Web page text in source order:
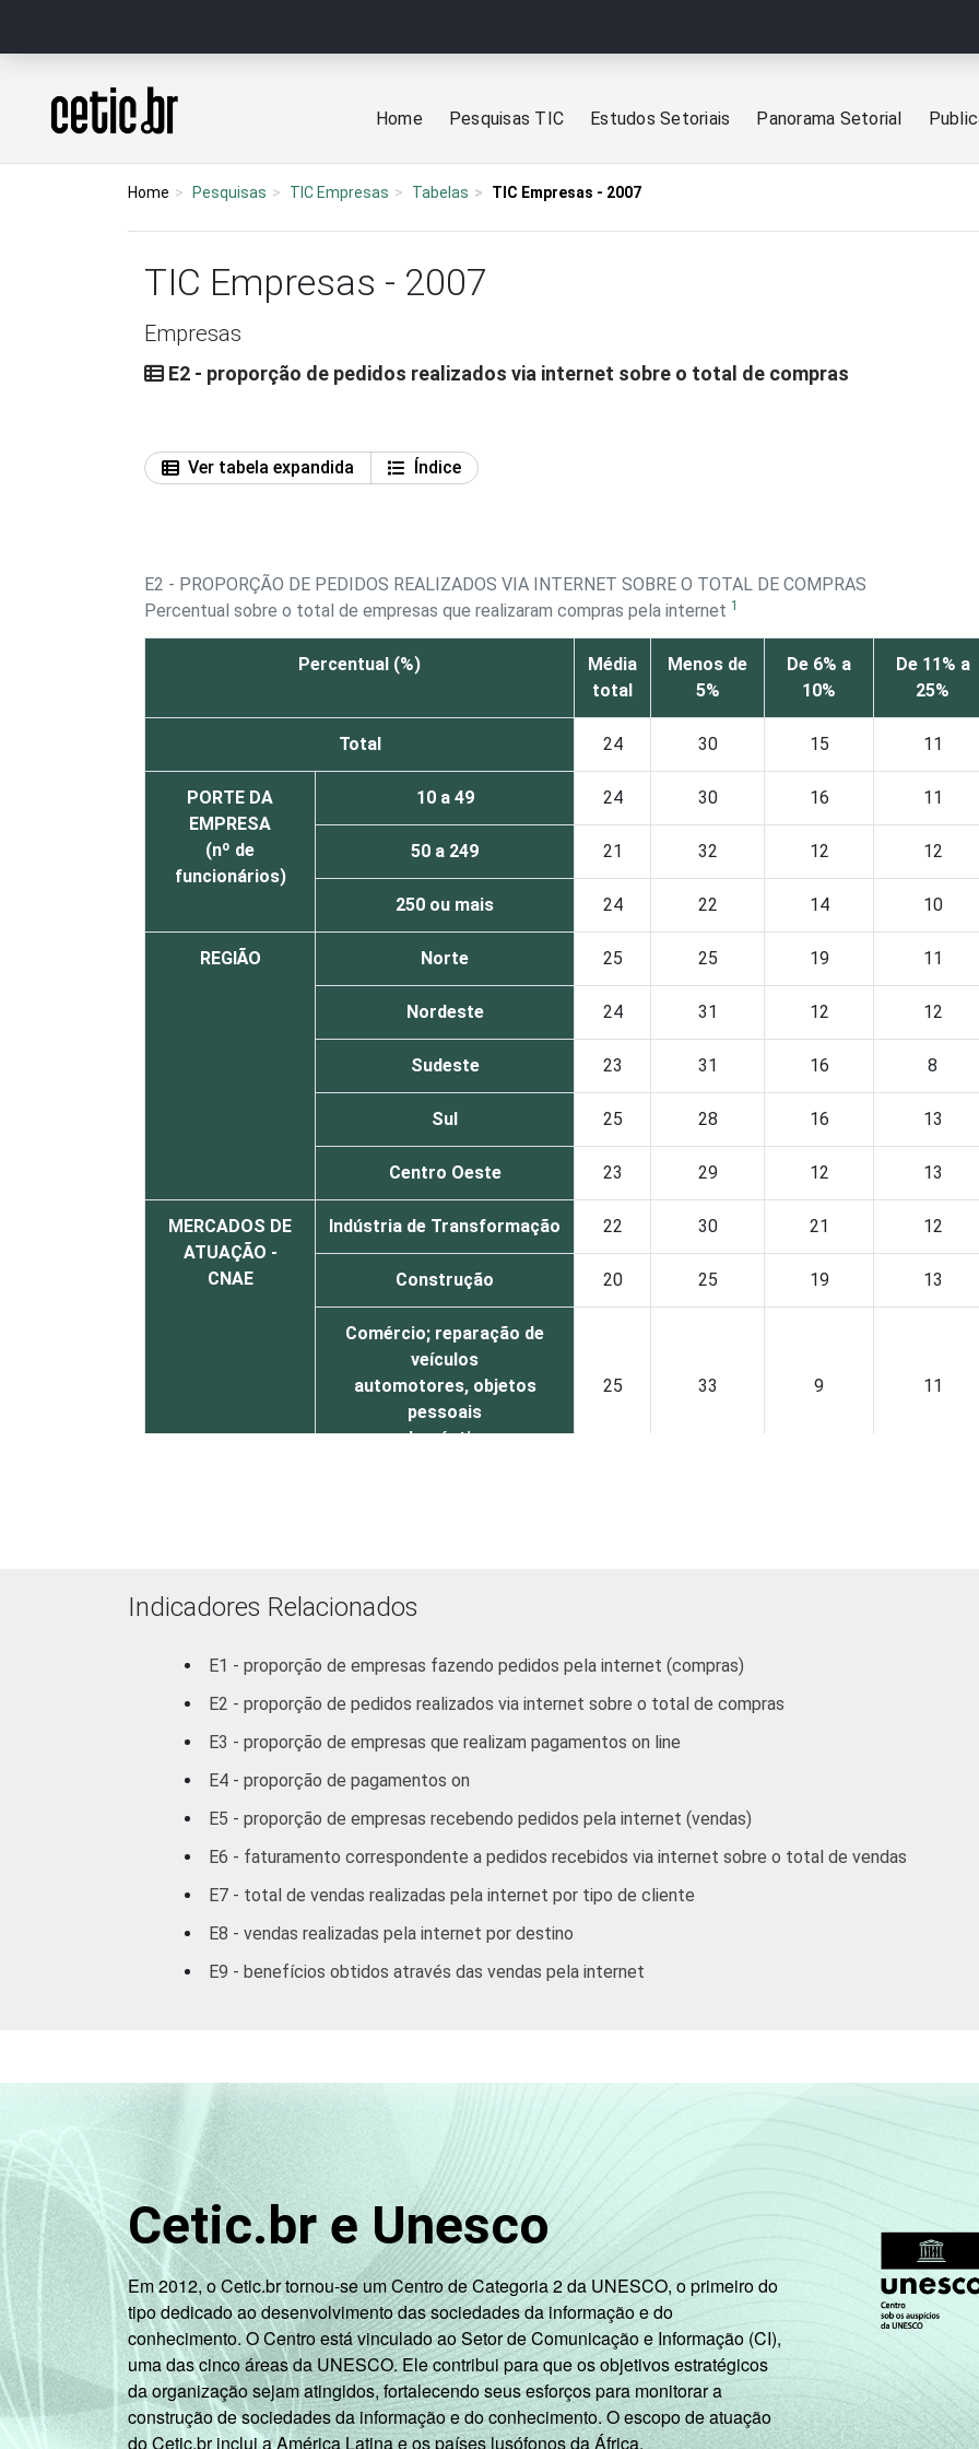
Página inicial
Home Pesquisas TIC Estudos Setoriais Panorama Setorial
Home Pesquisas TIC Empresas Tabelas TIC Empresas - 2007
TIC Empresas - 2007
Empresas
E2 - proporção de pedidos realizados via internet sobre o total de compras
Ver tabela expandida
Índice
E2 - PROPORÇÃO DE PEDIDOS REALIZADOS VIA INTERNET SOBRE O TOTAL DE COMPRAS
Percentual sobre o total de empresas que realizaram compras pela internet 1
Percentual (%)
Média
total
Menos de
5%
De 6% a
10%
De 11% a
25%
Total 24 30 15 11
PORTE DA
EMPRESA
(nº de
funcionários)
10 a 49 24 30 16 11
50 a 249 21 32 12 12
250 ou mais 24 22 14 10
REGIÃO Norte 25 25 19 11
Nordeste 24 31 12 12
Sudeste 23 31 16 8
Sul 25 28 16 13
Centro Oeste 23 29 12 13
MERCADOS DE
ATUAÇÃO -
CNAE
Indústria de Transformação 22 30 21 12
Construção 20 25 19 13
Comércio; reparação de
veículos
automotores, objetos
pessoais
e domésticos
25 33 9 11
Atividades imobiliárias,
empresas
1
Base: 1.345 empresas que fizeram compras pela internet, com 10 ou mais funcionários, que
seção D, F, G, H, I, K e a seção O sem os grupos 90 e 91. Respostas referentes aos últimos doze meses.
3
A categoria "Outros" reúne os segmentos H - Alojamento e Alimentação e O - Outros Serviços
Limpeza Urbana e Esgoto e Atividades Relacionadas e 91 - Atividades Associativas).
Fonte: NIC.br - out/nov 2007
Indicadores Relacionados
E1 - proporção de empresas fazendo pedidos pela internet (compras)
E2 - proporção de pedidos realizados via internet sobre o total de compras
E3 - proporção de empresas que realizam pagamentos on line
E4 - proporção de pagamentos on
E5 - proporção de empresas recebendo pedidos pela internet (vendas)
E6 - faturamento correspondente a pedidos recebidos via internet sobre o total de vendas
E7 - total de vendas realizadas pela internet por tipo de cliente
E8 - vendas realizadas pela internet por destino
E9 - benefícios obtidos através das vendas pela internet
Cetic.br e Unesco
Em 2012, o Cetic.br tornou-se um Centro de Categoria 2 da UNESCO, o primeiro do
tipo dedicado ao desenvolvimento das sociedades da informação e do
conhecimento. O Centro está vinculado ao Setor de Comunicação e Informação (CI),
uma das cinco áreas da UNESCO. Ele contribui para que os objetivos estratégicos
da organização sejam atingidos, fortalecendo seus esforços para monitorar a
construção de sociedades da informação e do conhecimento. O escopo de atuação
do Cetic.br inclui a América Latina e os países lusófonos da África.